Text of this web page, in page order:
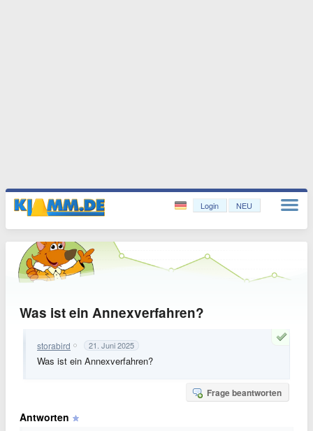
Login NEU
Was ist ein Annexverfahren?
storabird 21. Juni 2025
Was ist ein Annexverfahren?
Frage beantworten
Antworten